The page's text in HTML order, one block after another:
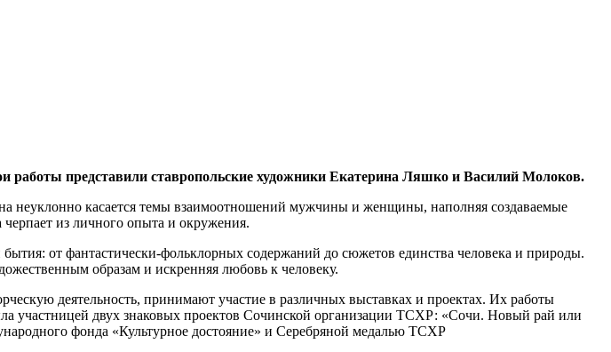
работы представили ставропольские художники Екатерина Ляшко и Василий Молоков.
неуклонно касается темы взаимоотношений мужчины и женщины, наполняя создаваемые
из личного опыта и окружения.
от фантастически-фольклорных содержаний до сюжетов единства человека и природы.
образам и искренняя любовь к человеку.
деятельность, принимают участие в различных выставках и проектах. Их работы
участницей двух знаковых проектов Сочинской организации ТСХР: «Сочи. Новый рай или
фонда «Культурное достояние» и Серебряной медалью ТСХР